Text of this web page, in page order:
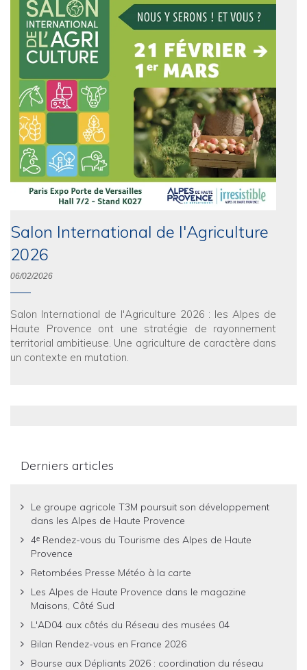
Salon International de l'Agriculture
2026
06/02/2026
Salon International de l'Agriculture 2026 : les Alpes de
Haute Provence ont une stratégie de rayonnement
territorial ambitieuse. Une agriculture de caractère dans
un contexte en mutation.
Derniers articles
Le groupe agricole T3M poursuit son développement
dans les Alpes de Haute Provence
4ᵉ Rendez-vous du Tourisme des Alpes de Haute
Provence
Retombées Presse Météo à la carte
Les Alpes de Haute Provence dans le magazine
Maisons, Côté Sud
L'AD04 aux côtés du Réseau des musées 04
Bilan Rendez-vous en France 2026
Bourse aux Dépliants 2026 : coordination du réseau